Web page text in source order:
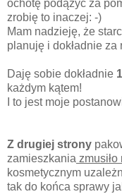
ochotę podążyć za
zrobię to inaczej: -)
Mam nadzieję, że
planuję i dokładnie za
Daję sobie dokładnie
każdym kątem!
I to jest moje
Z drugiej strony
zamieszkania zmusiło
kosmetycznym
tak do końca sprawy